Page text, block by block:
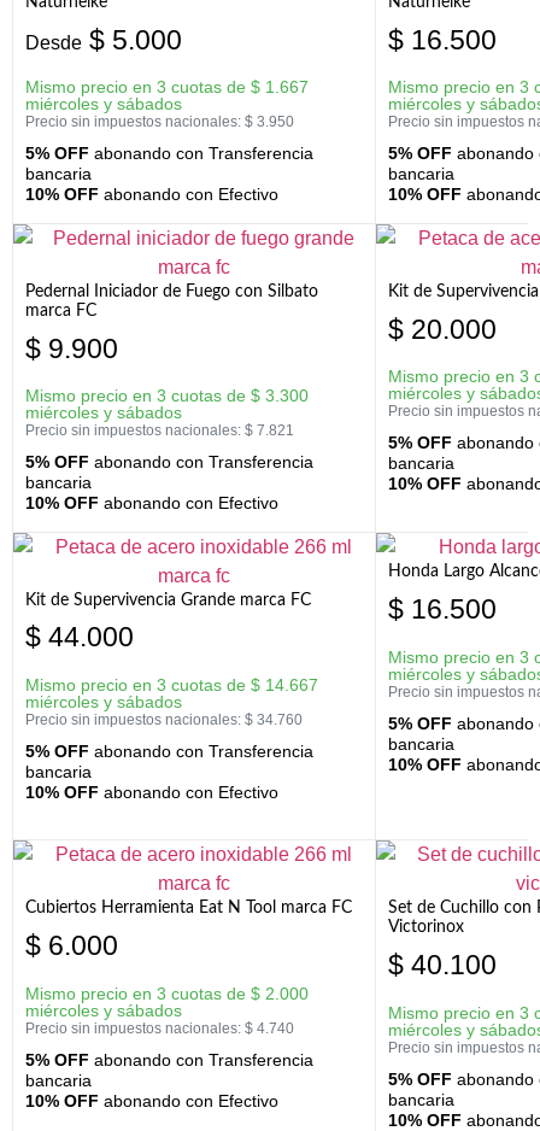
Desde $ 5.000
Mismo precio en 3 cuotas de $ 1.667
miércoles y sábados
Precio sin impuestos nacionales: $ 3.950
5% OFF abonando con Transferencia
bancaria
10% OFF abonando con Efectivo
$ 16.500
Mismo precio en 3
miércoles y
Precio sin impuestos
5% OFF abonando
bancaria
10% OFF
Pedernal Iniciador de Fuego con Silbato
marca FC
$ 9.900
Mismo precio en 3 cuotas de $ 3.300
miércoles y sábados
Precio sin impuestos nacionales: $ 7.821
5% OFF abonando con Transferencia
bancaria
10% OFF abonando con Efectivo
Kit de
$ 20.000
Mismo precio en 3
miércoles y
Precio sin impuestos
5% OFF abonando
bancaria
10% OFF
Kit de Supervivencia Grande marca FC
$ 44.000
Mismo precio en 3 cuotas de $ 14.667
miércoles y sábados
Precio sin impuestos nacionales: $ 34.760
5% OFF abonando con Transferencia
bancaria
10% OFF abonando con Efectivo
Honda Largo
$ 16.500
Mismo precio en 3
miércoles y
Precio sin impuestos
5% OFF abonando
bancaria
10% OFF
Cubiertos Herramienta Eat N Tool marca FC
$ 6.000
Mismo precio en 3 cuotas de $ 2.000
miércoles y sábados
Precio sin impuestos nacionales: $ 4.740
5% OFF abonando con Transferencia
bancaria
10% OFF abonando con Efectivo
Set de Cuchillo con
Victorinox
$ 40.100
Mismo precio en 3
miércoles y
Precio sin impuestos
5% OFF abonando
bancaria
10% OFF